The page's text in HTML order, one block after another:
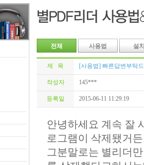
전체 사용법 설
제 목 [사용법] 빠른답변부탁
작성자 145***
등록일 2015-06-11 11:29:19
안녕하세요 계속 잘
로그램이 삭제됐거
그분말로는 별리더